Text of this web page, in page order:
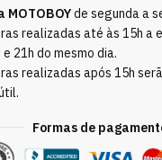
MOTOBOYde segunda a
realizadas até às 15h a
21h do mesmo dia.
realizadas após 15h
Formas de